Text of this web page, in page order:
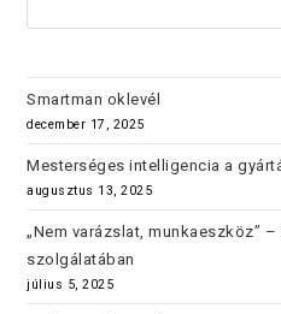
Smartman oklevél
december 17, 2025
Mesterséges intelligencia a
augusztus 13, 2025
„Nem varázslat, munkaeszköz”
szolgálatában
július 5, 2025